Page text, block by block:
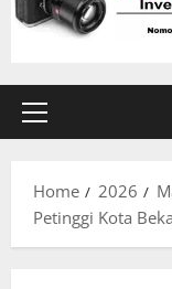
Home 2026
Petinggi Kota